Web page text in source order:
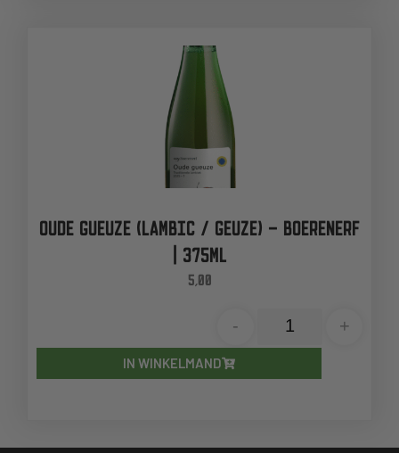
OUDE GUEUZE (LAMBIC / GEUZE) – BOERENERF
| 375ML
5,00
- +
IN WINKELMAND